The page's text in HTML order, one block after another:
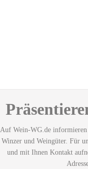
Auf Wein-WG.de informieren
Winzer und Weingüter. Für
und mit Ihnen Kontakt